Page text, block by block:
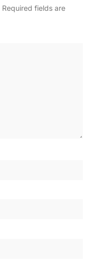
Required fields are